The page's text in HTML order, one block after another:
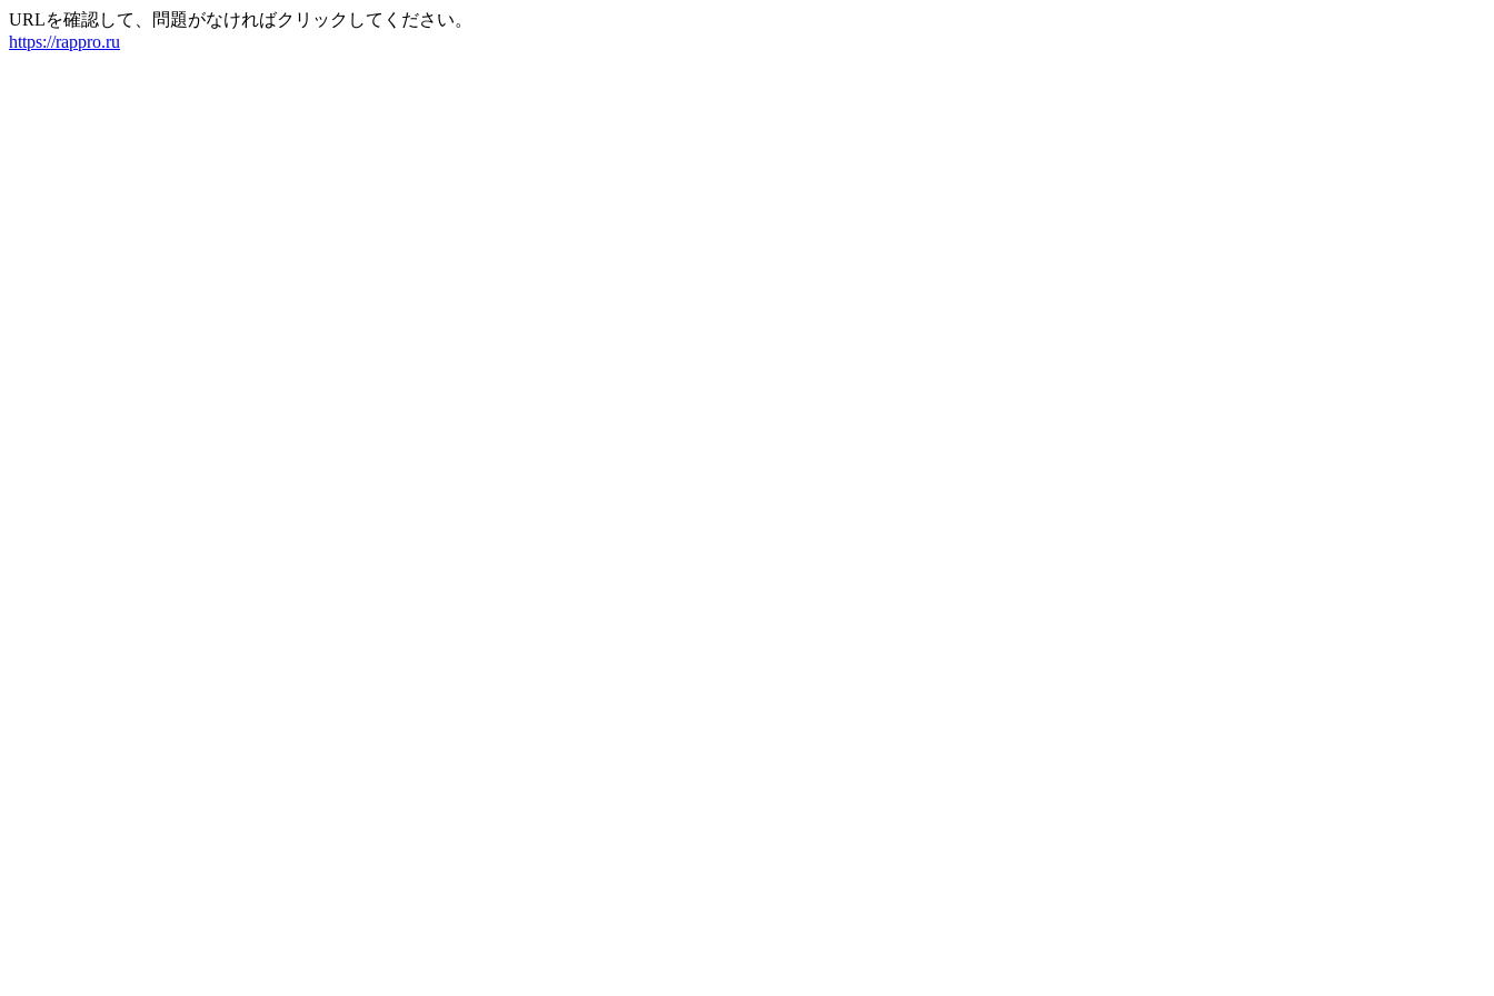
URLを確認して、問題がなければクリックしてください。
https://rappro.ru